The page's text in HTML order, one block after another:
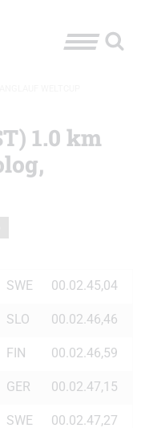
1.0 km
SWE 00.02.45,04
SLO 00.02.46,46
FIN 00.02.46,59
GER 00.02.47,15
SWE 00.02.47,27